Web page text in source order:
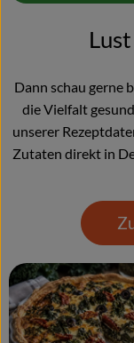
Dann schau gerne
die Vielfalt
unserer
Zutaten direkt in